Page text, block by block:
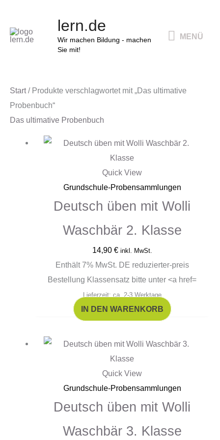
springen
lern.de
Wir machen Bildung - machen
Sie mit!
MENÜ
Start/ Produkte verschlagwortet mit „Das ultimative
Probenbuch“
Das ultimative Probenbuch
Quick View
Grundschule-Probensammlungen
Deutsch üben mit Wolli
Waschbär 2. Klasse
14,90 € inkl. MwSt.
Enthält 7% MwSt. DE reduzierter-preis
Bestellung Klassensatz bitte unter <a href=
Lieferzeit: ca. 2-3 Werktage
IN DEN WARENKORB
Quick View
Grundschule-Probensammlungen
Deutsch üben mit Wolli
Waschbär 3. Klasse